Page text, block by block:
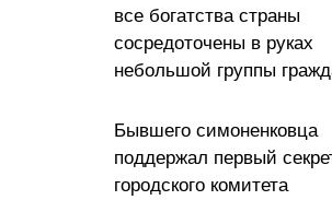
все богатства страны
сосредоточены в руках
небольшой группы
Бывшего симоненковца
поддержал первый
городского комитета